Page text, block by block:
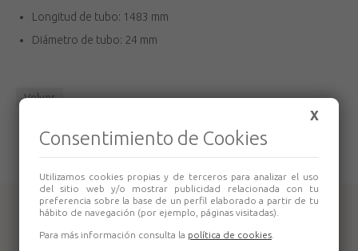
Longitud de tubo: 1483 mm
Diámetro de tubo: 24 mm
Volver
Productos relacionados
X
Consentimiento de Cookies
Utilizamos cookies propias y de terceros para analizar el uso
del sitio web y/o mostrar publicidad relacionada con tu
preferencia sobre la base de un perfil elaborado a partir de tu
hábito de navegación (por ejemplo, páginas visitadas).
Para más información consulta la política de cookies